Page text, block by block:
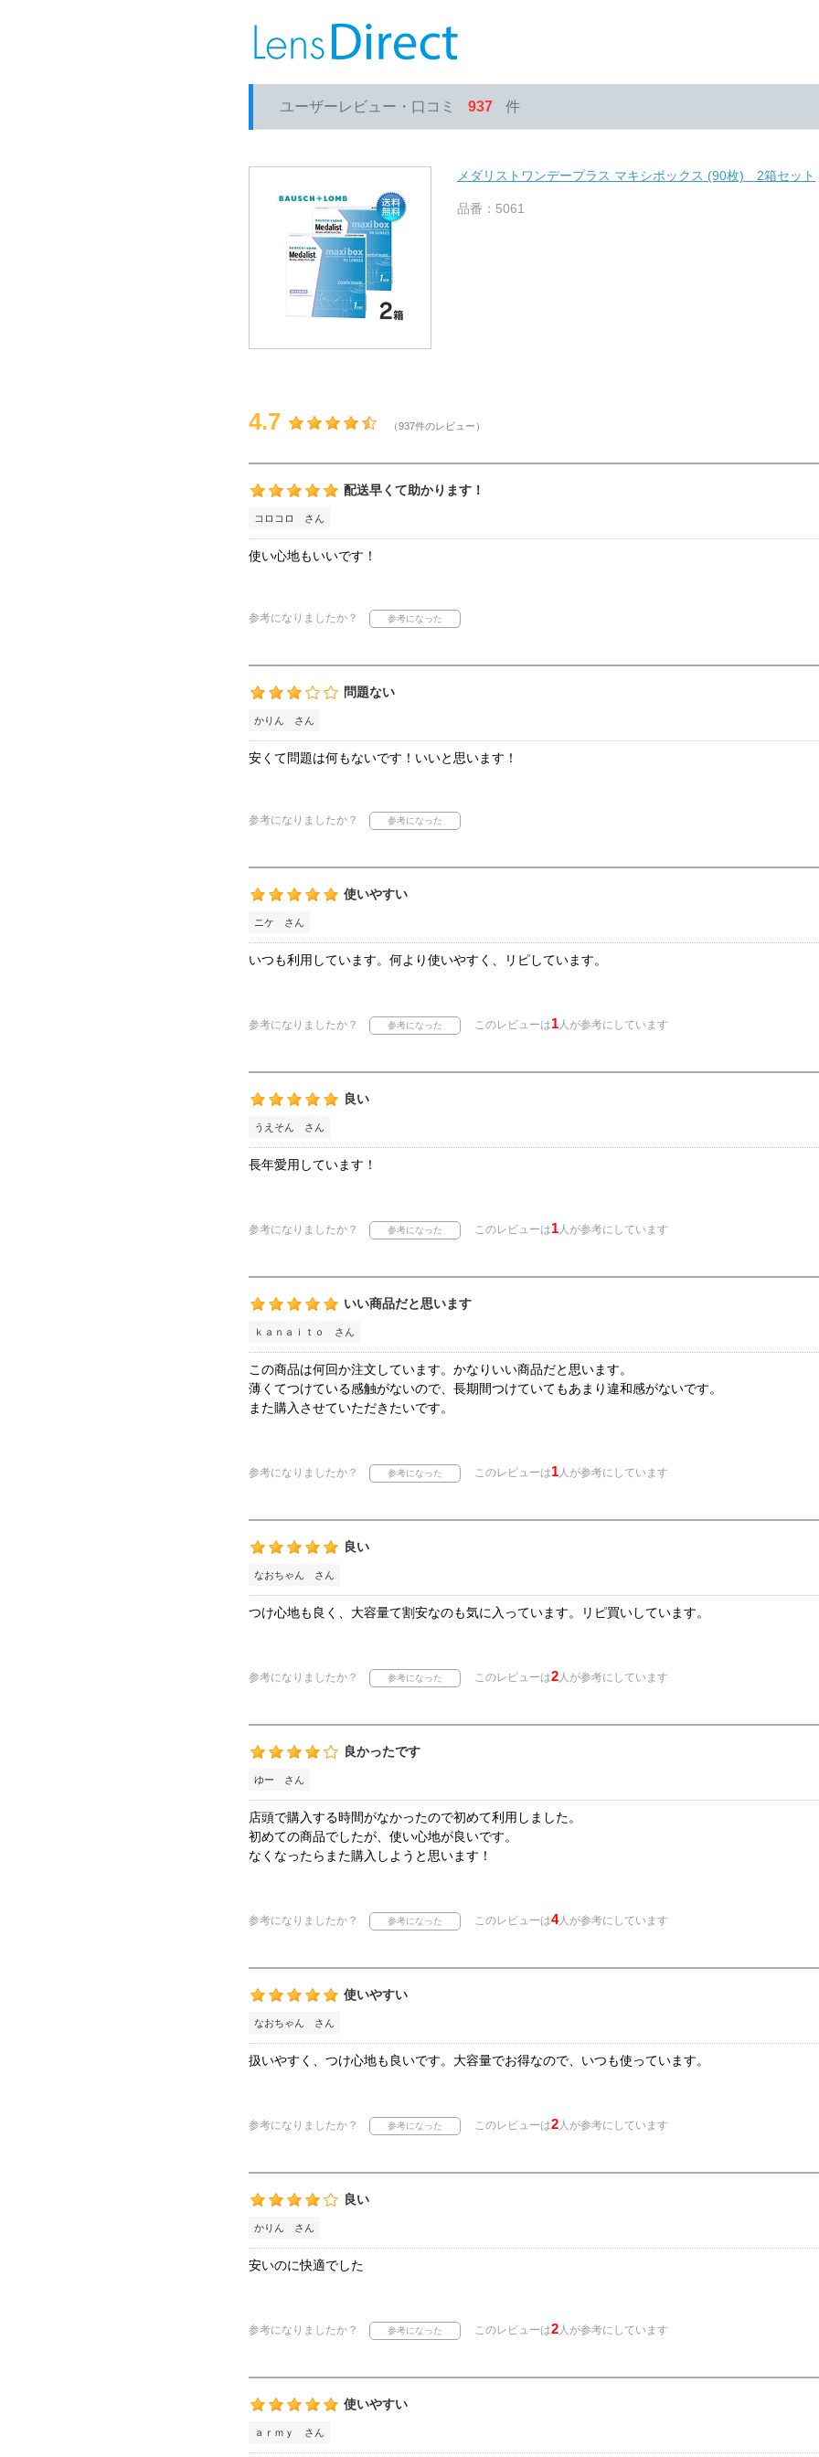
ユーザーレビュー・口コミ 937 件
メダリストワンデープラス マキシボックス (90枚) 2箱セット
品番：5061
4.7 （937件のレビュー）
配送早くて助かります！
コロコロ さん
使い心地もいいです！
参考になりましたか？
問題ない
かりん さん
安くて問題は何もないです！いいと思います！
参考になりましたか？
使いやすい
ニケ さん
いつも利用しています。何より使いやすく、リピしています。
参考になりましたか？ このレビューは1人が参考にしています
良い
うえそん さん
長年愛用しています！
参考になりましたか？ このレビューは1人が参考にしています
いい商品だと思います
ｋａｎａｉｔｏ さん
この商品は何回か注文しています。かなりいい商品だと思います。
薄くてつけている感触がないので、長期間つけていてもあまり違和感がないです。
また購入させていただきたいです。
参考になりましたか？ このレビューは1人が参考にしています
良い
なおちゃん さん
つけ心地も良く、大容量て割安なのも気に入っています。リピ買いしています。
参考になりましたか？ このレビューは2人が参考にしています
良かったです
ゆー さん
店頭で購入する時間がなかったので初めて利用しました。
初めての商品でしたが、使い心地が良いです。
なくなったらまた購入しようと思います！
参考になりましたか？ このレビューは4人が参考にしています
使いやすい
なおちゃん さん
扱いやすく、つけ心地も良いです。大容量でお得なので、いつも使っています。
参考になりましたか？ このレビューは2人が参考にしています
良い
かりん さん
安いのに快適でした
参考になりましたか？ このレビューは2人が参考にしています
使いやすい
ａｒｍｙ さん